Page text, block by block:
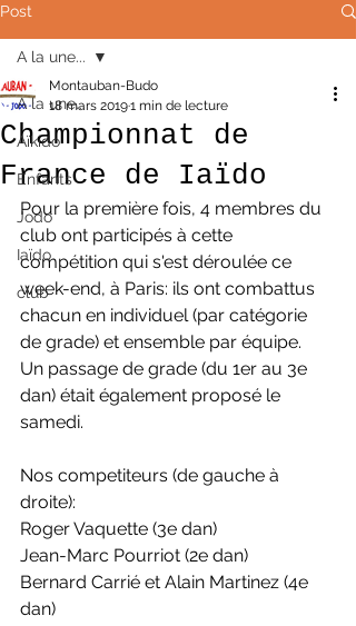
Post
A la une...
Aïkido
Enfants
Jodo
Iaïdo
club
A la une...
Championnat de
France de Iaïdo
Montauban-Budo
18 mars 20191 min de lecture
Pour la première fois, 4 membres du
club ont participés à cette
compétition qui s'est déroulée ce
week-end, à Paris: ils ont combattus
chacun en individuel (par catégorie
de grade) et ensemble par équipe.
Un passage de grade (du 1er au 3e
dan) était également proposé le
samedi.
Nos competiteurs (de gauche à
droite):
Roger Vaquette (3e dan)
Jean-Marc Pourriot (2e dan)
Bernard Carrié et Alain Martinez (4e
dan)